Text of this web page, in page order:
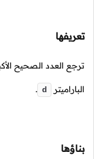
تعريفها
ترجع العدد الصحيح
الباراميتر d
.
بناؤها